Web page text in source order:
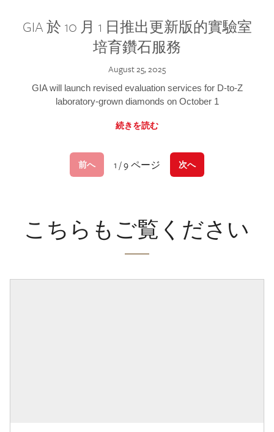
GIA 於 10 月 1 日推出更新版的實驗室
培育鑽石服務
August 25, 2025
GIA will launch revised evaluation services for D-to-Z
laboratory-grown diamonds on October 1
続きを読む
前へ 1 / 9 ページ 次へ
こちらもご覧ください